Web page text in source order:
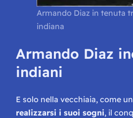
Armando Diaz in tenuta
indiana
Armando Diaz
indiani
E solo nella vecchiaia, come
realizzarsi i suoi sogni, il